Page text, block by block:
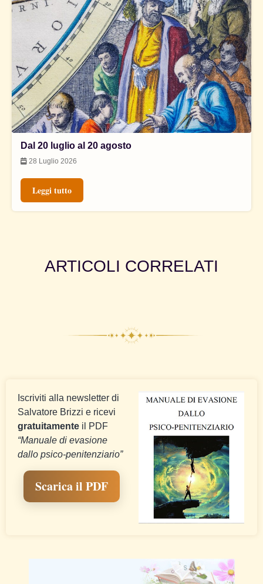
Dal 20 luglio al 20 agosto
28 Luglio 2026
Leggi tutto
ARTICOLI CORRELATI
Iscriviti alla newsletter di
Salvatore Brizzi e ricevi
gratuitamente il PDF
“Manuale di evasione
dallo psico-penitenziario”
Scarica il PDF